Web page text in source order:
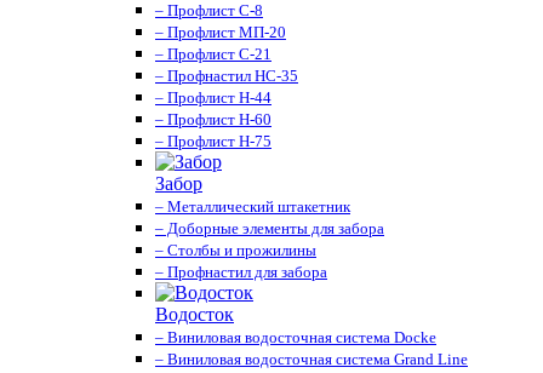
– Профлист С-8
– Профлист МП-20
– Профлист С-21
– Профнастил НС-35
– Профлист Н-44
– Профлист Н-60
– Профлист Н-75
Забор
– Металлический штакетник
– Доборные элементы для забора
– Столбы и прожилины
– Профнастил для забора
Водосток
– Виниловая водосточная система Docke
– Виниловая водосточная система Grand Line